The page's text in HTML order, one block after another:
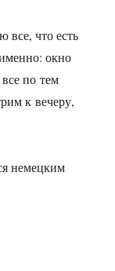
все, что есть
окно
по тем
к вечеру,
немецким